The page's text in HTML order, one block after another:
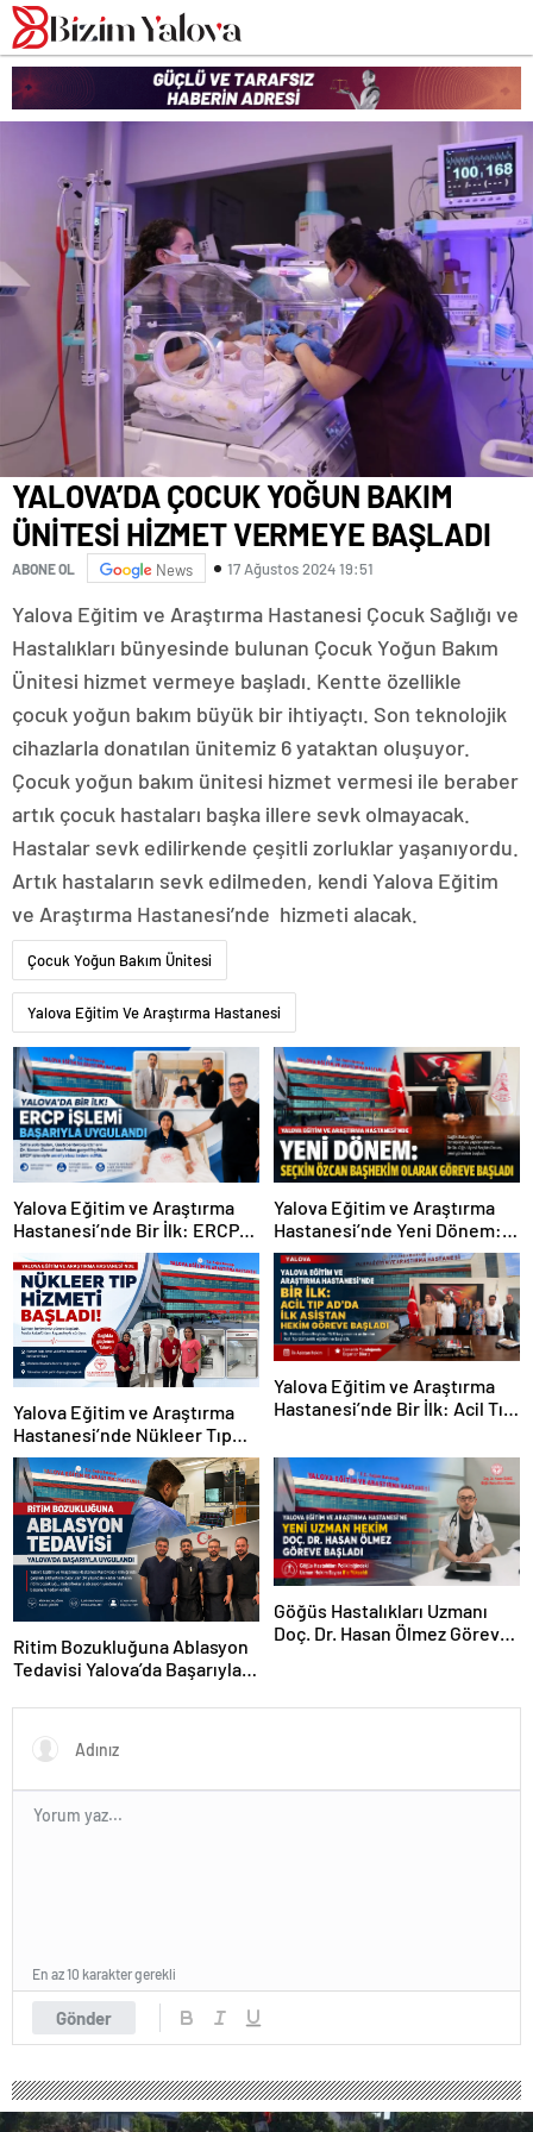
romabet
romabet
romabet
deneme
bonusu
veren
siteler
YALOVA’DA ÇOCUK YOĞUN BAKIM
ÜNİTESİ HİZMET VERMEYE BAŞLADI
ABONE OL News 17 Ağustos 2024 19:51
Yalova Eğitim ve Araştırma Hastanesi Çocuk Sağlığı ve
Hastalıkları bünyesinde bulunan Çocuk Yoğun Bakım
Ünitesi hizmet vermeye başladı. Kentte özellikle
çocuk yoğun bakım büyük bir ihtiyaçtı. Son teknolojik
cihazlarla donatılan ünitemiz 6 yataktan oluşuyor.
Çocuk yoğun bakım ünitesi hizmet vermesi ile beraber
artık çocuk hastaları başka illere sevk olmayacak.
Hastalar sevk edilirkende çeşitli zorluklar yaşanıyordu.
Artık hastaların sevk edilmeden, kendi Yalova Eğitim
ve Araştırma Hastanesi’nde hizmeti alacak.
Çocuk Yoğun Bakım Ünitesi
Yalova Eğitim Ve Araştırma Hastanesi
Yalova Eğitim ve Araştırma
Hastanesi’nde Bir İlk: ERCP
Gerçekleştirildi
Yalova Eğitim ve Araştırma
Hastanesi’nde Yeni Dönem:
Dr. Öğr. Üyesi Seçkin Özcan
Başhekim Olarak Göreve
Başladı
Yalova Eğitim ve Araştırma
Hastanesi’nde Nükleer Tıp
Dönemi Başladı: Hasta
Kabulü Tam Kapasiteyle
Sürüyor
Yalova Eğitim ve Araştırma
Hastanesi’nde Bir İlk: Acil Tıp
Hekimine Kavuştu
Ritim Bozukluğuna Ablasyon
Tedavisi Yalova’da Başarıyla
Göğüs Hastalıkları Uzmanı
Doç. Dr. Hasan Ölmez Göreve
Gönder
En az 10 karakter gerekli